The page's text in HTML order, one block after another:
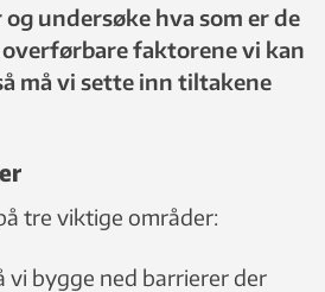
undersøke hva som er de
faktorene vi kan
må vi sette inn tiltakene
tre viktige områder:
vi bygge ned barrierer der